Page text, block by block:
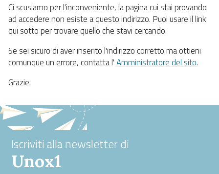
Ci scusiamo per l'inconveniente, la pagina cui stai provando
ad accedere non esiste a questo indirizzo. Puoi usare il link
qui sotto per trovare quello che stavi cercando.
Se sei sicuro di aver inserito l'indirizzo corretto ma ottieni
comunque un errore, contatta l'Amministratore del sito.
Grazie.
Iscriviti alla newsletter di
Unox1